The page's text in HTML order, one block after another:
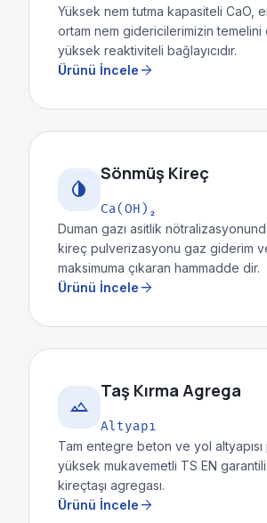
Yüksek nem tutma kapasiteli CaO,
ortam nem gidericilerimizin temelini
yüksek reaktiviteli bağlayıcıdır.
Ürünü İncele arrow_forward
invert_colors
Sönmüş Kireç
Ca(OH)₂
Duman gazı asitlik
kireç pulverizasyonu gaz giderim
maksimuma çıkaran hammadde dir.
Ürünü İncele arrow_forward
landscape
Taş Kırma Agrega
Altyapı
Tam entegre beton ve yol
yüksek mukavemetli TS EN garantili
kireçtaşı agregası.
Ürünü İncele arrow_forward